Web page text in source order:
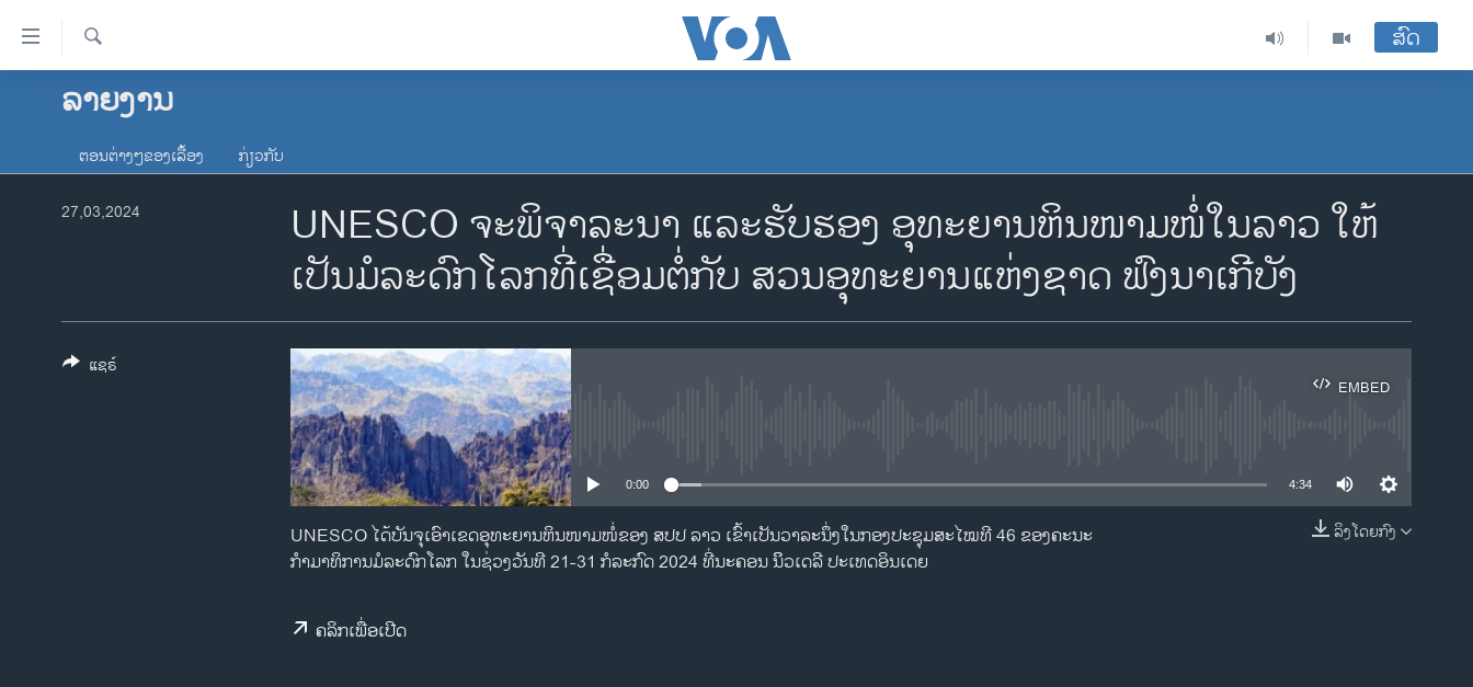
ລິ້ງ
ສຳຫລັບ
ຂ້າມ
ໂຮມເພຈ
ອາເມຣິກາ
ການເລືອກຕັ້ງ ປະທານາທີບໍດີ ສະຫະລັດ
ເອເຊຍ
ສົດ
ລາຍງານ
ຕອນຕ່າງໆຂອງເລື້ອງ ກ່ຽວກັບ
UNESCO ຈະພິຈາລະນາ ແລະຮັບຮອງ ອຸທະຍານຫິນໜາມໜໍ່ໃນລາວ ໃຫ້
ເປັນມໍລະດົກໂລກທີ່ເຊື່ອມຕໍ່ກັບ ສວນອຸທະຍານແຫ່ງຊາດ ຟົງນາເກີບັງ
27,03,2024
EMBED
EMBED
0:00 4:34
ລິງໂດຍກົງ
UNESCO ໄດ້ບັນຈຸເອົາເຂດອຸທະຍານຫິນໜາມໜໍ່ຂອງ ສປປ ລາວ ເຂົ້າເປັນວາລະນຶ່ງໃນກອງປະຊຸມສະໄໝທີ 46 ຂອງຄະນະ
ກຳມາທິການມໍລະດົກໂລກ ໃນຊ່ວງວັນທີ 21-31 ກໍລະກົດ 2024 ທີ່ນະຄອນ ນິິວເດລີ ປະເທດອິນເດຍ
ຄລິກເພື່ອເປີດ
ແຊຣ໌